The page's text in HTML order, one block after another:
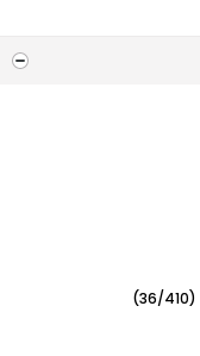
(36/410)